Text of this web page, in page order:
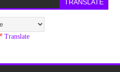
TRANSLATE
Translate